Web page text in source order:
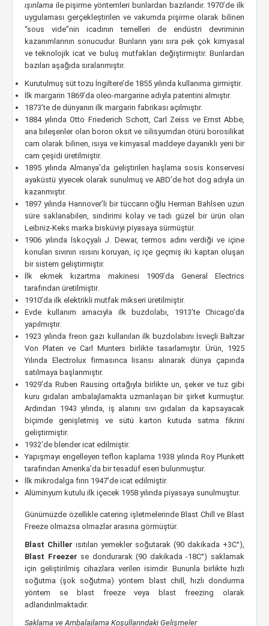
ışınlama ile pişirme yöntemleri bunlardan bazılarıdır. 1970’de ilk
uygulaması gerçekleştirilen ve vakumda pişirme olarak bilinen
“sous vide”nin icadının temelleri de endüstri devriminin
kazanımlarının sonucudur. Bunların yanı sıra pek çok kimyasal
ve teknolojik icat ve buluş mutfakları değiştirmiştir. Bunlardan
bazıları aşağıda sıralanmıştır.
Kurutulmuş süt tozu İngiltere’de 1855 yılında kullanıma girmiştir.
İlk margarin 1869’da oleo-margarine adıyla patentini almıştır.
1873’te de dünyanın ilk margarin fabrikası açılmıştır.
1884 yılında Otto Friederich Schott, Carl Zeiss ve Ernst Abbe,
ana bileşenler olan boron oksit ve silisyumdan ötürü borosilikat
cam olarak bilinen, ısıya ve kimyasal maddeye dayanıklı yeni bir
cam çeşidi üretilmiştir.
1895 yılında Almanya’da geliştirilen haşlama sosis konservesi
ayaküstü yiyecek olarak sunulmuş ve ABD’de hot dog adıyla ün
kazanmıştır.
1897 yılında Hannover’li bir tüccarın oğlu Herman Bahlsen uzun
süre saklanabilen, sindirimi kolay ve tadı güzel bir ürün olan
Leibniz-Keks marka bisküviyi piyasaya sürmüştür.
1906 yılında İskoçyalı J. Dewar, termos adını verdiği ve içine
konulan sıvının ısısını koruyan, iç içe geçmiş iki kaptan oluşan
bir sistem geliştirmiştir.
İlk ekmek kızartma makinesi 1909’da General Electrics
tarafından üretilmiştir.
1910’da ilk elektrikli mutfak mikseri üretilmiştir.
Evde kullanım amacıyla ilk buzdolabı, 1913’te Chicago’da
yapılmıştır.
1923 yılında freon gazı kullanılan ilk buzdolabını İsveçli Baltzar
Von Platen ve Carl Munters birlikte tasarlamıştır. Ürün, 1925
Yılında Electrolux firmasınca lisansı alınarak dünya çapında
satılmaya başlanmıştır.
1929’da Ruben Rausing ortağıyla birlikte un, şeker ve tuz gibi
kuru gıdaları ambalajlamakta uzmanlaşan bir şirket kurmuştur.
Ardından 1943 yılında, iş alanını sıvı gıdaları da kapsayacak
biçimde genişletmiş ve sütü karton kutuda satma fikrini
geliştirmiştir.
1932’de blender icat edilmiştir.
Yapışmayı engelleyen teflon kaplama 1938 yılında Roy Plunkett
tarafından Amerika’da bir tesadüf eseri bulunmuştur.
İlk mikrodalga fırın 1947’de icat edilmiştir.
Alüminyum kutulu ilk içecek 1958 yılında piyasaya sunulmuştur.
Günümüzde özellikle catering işletmelerinde Blast Chill ve Blast
Freeze olmazsa olmazlar arasına görmüştür.
Blast Chiller ısıtılan yemekler soğutarak (90 dakikada +3C°),
Blast Freezer se dondurarak (90 dakikada -18C°) saklamak
için geliştirilmiş cihazlara verilen isimdir. Bununla birlikte hızlı
soğutma (şok soğutma) yöntem blast chill, hızlı dondurma
yöntem se blast freeze veya blast freezing olarak
adlandırılmaktadır.
Saklama ve Ambalajlama Koşullarındaki Gelişmeler